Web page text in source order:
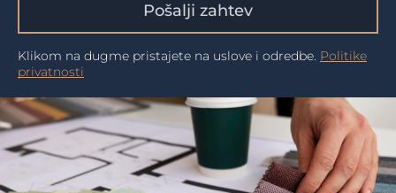
Pošalji zahtev
Klikom na dugme pristajete na uslove i odredbe. Politike
privatnosti